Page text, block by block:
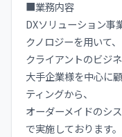
■業務内容
DXソリューション事
クノロジーを用いて、
クライアントのビジ
大手企業様を中心に
ティングから、
オーダーメイドのシ
で実施しております。